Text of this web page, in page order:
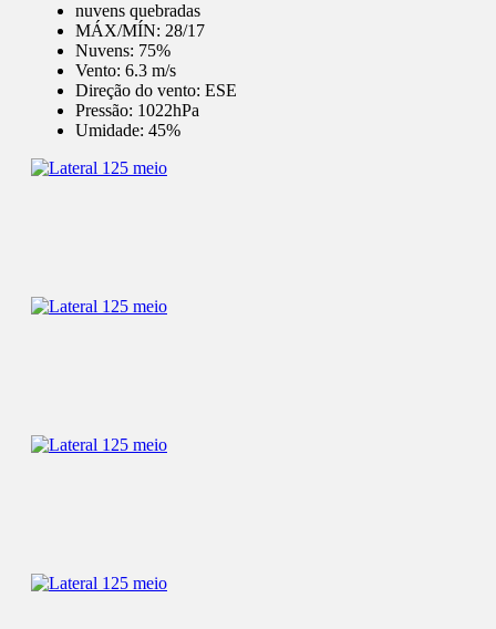
nuvens quebradas
MÁX/MÍN: 28/17
Nuvens: 75%
Vento: 6.3 m/s
Direção do vento: ESE
Pressão: 1022hPa
Umidade: 45%